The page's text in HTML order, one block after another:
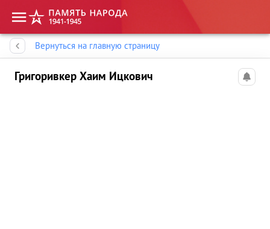
Вернуться на главную страницу
Григоривкер Хаим Ицкович
Память народа